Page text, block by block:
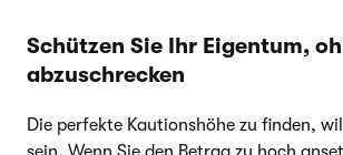
Schützen Sie Ihr Eigentum,
abzuschrecken
Die perfekte Kautionshöhe zu finden,